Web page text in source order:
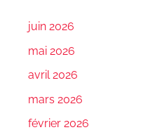
juin 2026
mai 2026
avril 2026
mars 2026
février 2026